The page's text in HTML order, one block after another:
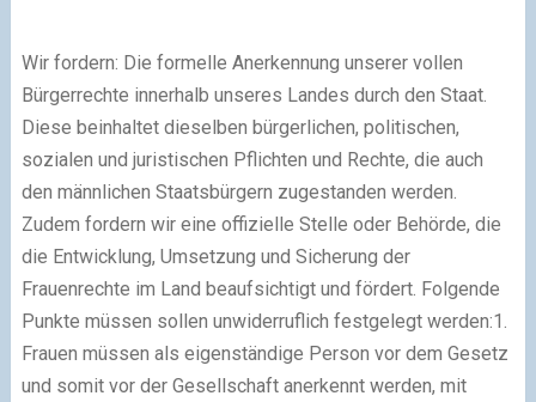
Wir fordern: Die formelle Anerkennung unserer vollen
Bürgerrechte innerhalb unseres Landes durch den Staat.
Diese beinhaltet dieselben bürgerlichen, politischen,
sozialen und juristischen Pflichten und Rechte, die auch
den männlichen Staatsbürgern zugestanden werden.
Zudem fordern wir eine offizielle Stelle oder Behörde, die
die Entwicklung, Umsetzung und Sicherung der
Frauenrechte im Land beaufsichtigt und fördert. Folgende
Punkte müssen sollen unwiderruflich festgelegt werden:1.
Frauen müssen als eigenständige Person vor dem Gesetz
und somit vor der Gesellschaft anerkennt werden, mit